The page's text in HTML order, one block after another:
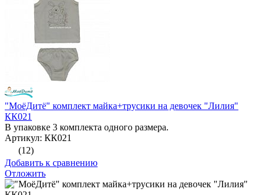
"МоёДитё" комплект майка+трусики на девочек "Лилия"
КК021
В упаковке 3 комплекта одного размера.
Артикул: КК021
(12)
Добавить к сравнению
Отложить